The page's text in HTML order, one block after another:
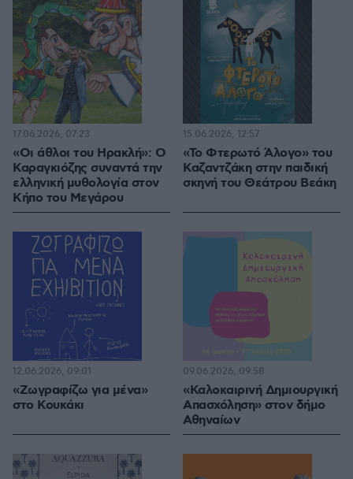
«Οι άθλοι του Ηρακλή»: Ο
Καραγκιόζης συναντά την
ελληνική μυθολογία στον
Κήπο του Μεγάρου
17.06.2026, 07:23
«Το Φτερωτό Άλογο» του
Καζαντζάκη στην παιδική
σκηνή του Θεάτρου Βεάκη
15.06.2026, 12:57
«Ζωγραφίζω για μένα»
στο Κουκάκι
12.06.2026, 09:01
«Καλοκαιρινή Δημιουργική
Απασχόληση» στον δήμο
Αθηναίων
09.06.2026, 09:58